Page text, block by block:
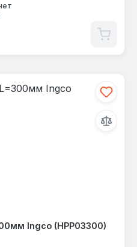
Ingco (HPP03300)